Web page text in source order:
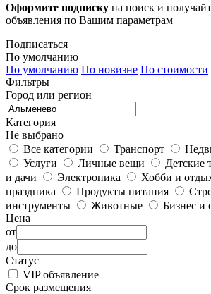
Оформите подписку на поиск и
объявления по Вашим параметрам
Подписаться
По умолчанию
По умолчанию По новизне По стоимости
Фильтры
Город или регион
Категория
Не выбрано
Все категории
Транспорт
Услуги
Личные вещи Детские
и дачи
Электроника Хобби и
праздника
Продукты питания
инструменты
Животные
Бизнес и
Цена
от
до
Статус
VIP объявление
Срок размещения